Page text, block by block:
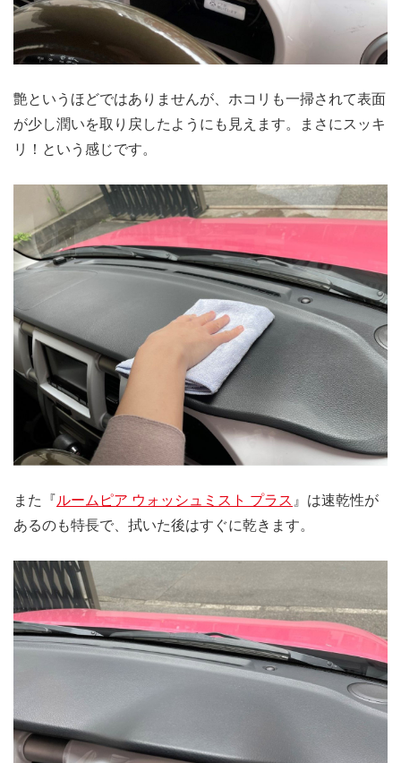
艶というほどではありませんが、ホコリも一掃されて表面
が少し潤いを取り戻したようにも見えます。まさにスッキ
リ！という感じです。
また『ルームピア ウォッシュミスト プラス 』は速乾性が
あるのも特長で、拭いた後はすぐに乾きます。